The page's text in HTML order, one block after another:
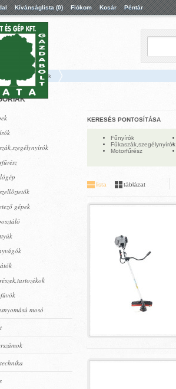
Kívánságlista (0) Fiókom Kosár Péntár
Kertigépek
gépek
mosó
KERESÉS PONTOSÍTÁSA
Fűnyírók
Fűkaszák,szegélynyírók
Motorfűrész
lista táblázat